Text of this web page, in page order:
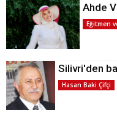
Ahde
Eğitmen
Silivri'den
Hasan Baki Çifçi